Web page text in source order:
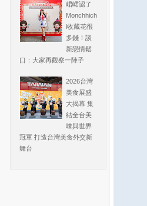
峮峮認了
Monchhich
i收藏花很
多錢！談
新戀情鬆
口：大家再觀察一陣子
2026台灣
美食展盛
大揭幕 集
結全台美
味與世界
冠軍 打造台灣美食外交新
舞台